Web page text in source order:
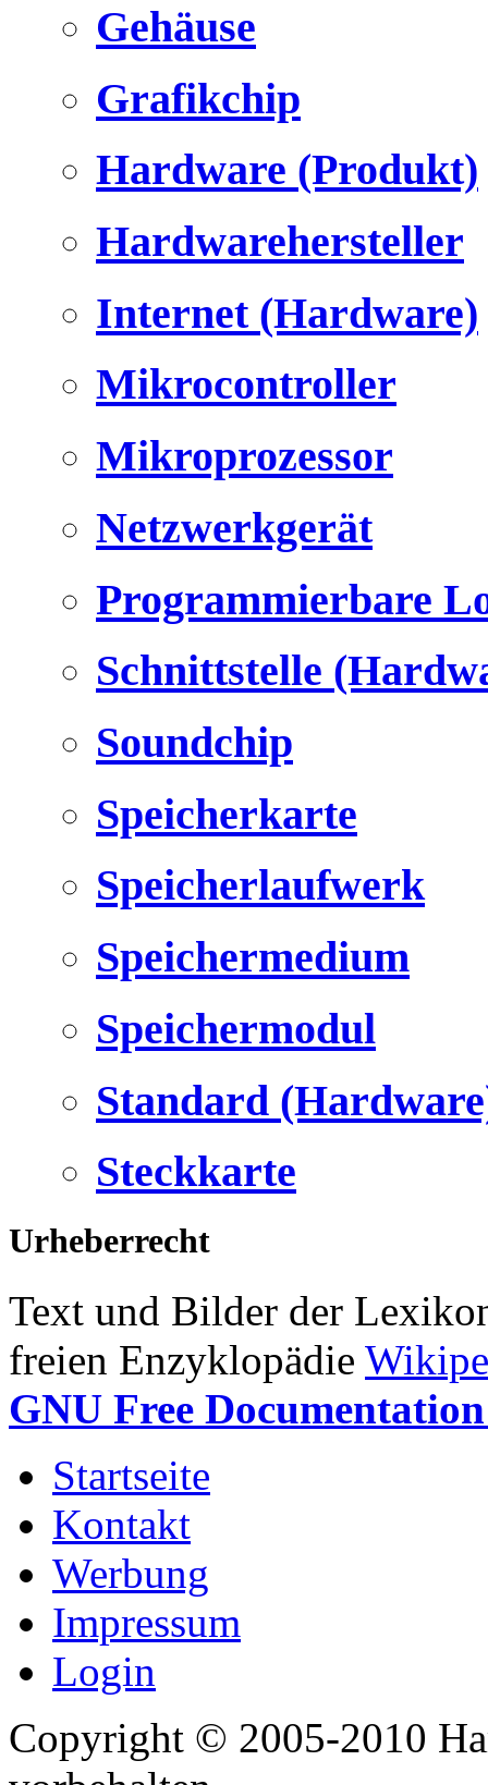
Gehäuse
Grafikchip
Hardware (Produkt)
Hardwarehersteller
Internet (Hardware)
Mikrocontroller
Mikroprozessor
Netzwerkgerät
Programmierbare
Schnittstelle
Soundchip
Speicherkarte
Speicherlaufwerk
Speichermedium
Speichermodul
Standard
Steckkarte
Urheberrecht
Text und Bilder der
freien Enzyklopädie
GNU Free
Startseite
Kontakt
Werbung
Impressum
Login
Copyright © 2005-2010